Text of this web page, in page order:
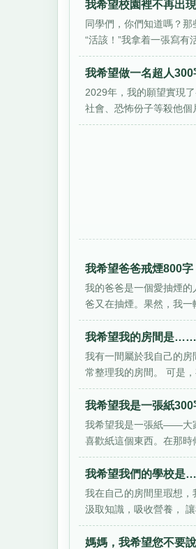
我希望校園裡不再出
同學們，你們知道嗎？
“活該！”我拿着一張寫
我希望做一名超人300
2029年，我的願望實現
社會、恐怖份子等殺他
我希望爸爸戒煙800字
我的爸爸是一個愛抽煙
爸又在抽煙。果然，我一
我希望我的房間是
我有一間屬於我自己的
常整理我的房間。 可是
我希望我是一張紙300
我希望我是一張紙——大
喜歡紙這個東西。在那時
我希望我們的學校是
我在自己的房間里瑕想
汲取知識，吸收營養，
媽媽，我希望您不要